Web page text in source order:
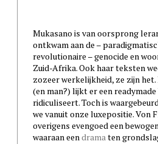
Mukasano is van oorsprong
ontkwam aan de –
revolutionaire – genocide en
Zuid-Afrika. Ook haar teksten
zozeer werkelijkheid, ze zijn
(en man?) lijkt er een
ridiculiseert. Toch is
we vanuit onze luxepositie. Von
overigens evengoed een
waaraan eendramaten